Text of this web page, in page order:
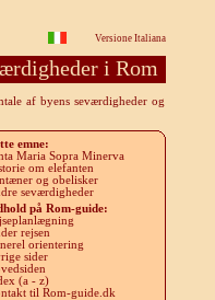
Versione Italiana
i Rom
af byens seværdigheder og
emne:
Maria Sopra Minerva
om elefanten
og obelisker
seværdigheder
på Rom-guide:
rejsen
orientering
sider
(a - z)
til Rom-guide.dk